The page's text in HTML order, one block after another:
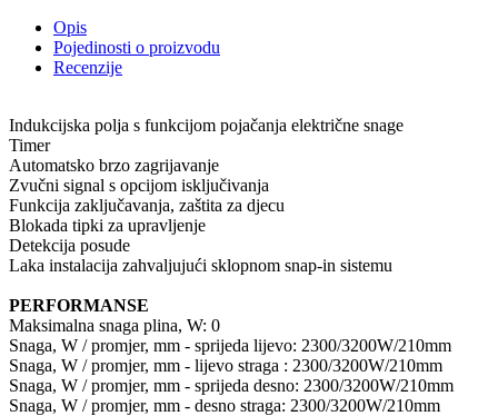
Opis
Pojedinosti o proizvodu
Recenzije
Indukcijska polja s funkcijom pojačanja električne snage
Timer
Automatsko brzo zagrijavanje
Zvučni signal s opcijom isključivanja
Funkcija zaključavanja, zaštita za djecu
Blokada tipki za upravljenje
Detekcija posude
Laka instalacija zahvaljujući sklopnom snap-in sistemu
PERFORMANSE
Maksimalna snaga plina, W: 0
Snaga, W / promjer, mm - sprijeda lijevo: 2300/3200W/210mm
Snaga, W / promjer, mm - lijevo straga : 2300/3200W/210mm
Snaga, W / promjer, mm - sprijeda desno: 2300/3200W/210mm
Snaga, W / promjer, mm - desno straga: 2300/3200W/210mm